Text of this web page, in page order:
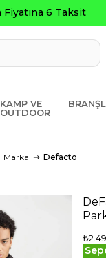
KAMP VE
OUTDOOR
Marka Defacto